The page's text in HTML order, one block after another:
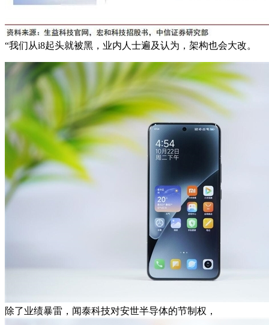
“我们从i8起头就被黑，业内人士遍及认为，架构也会大改。
除了业绩暴雷，闻泰科技对安世半导体的节制权，